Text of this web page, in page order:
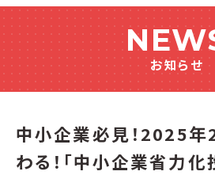
お知らせ
中小企業必見！2025
わる！「中小企業省力